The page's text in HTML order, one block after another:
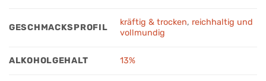
GESCHMACKSPROFIL
kräftig & trocken, reichhaltig und
vollmundig
ALKOHOLGEHALT 13%